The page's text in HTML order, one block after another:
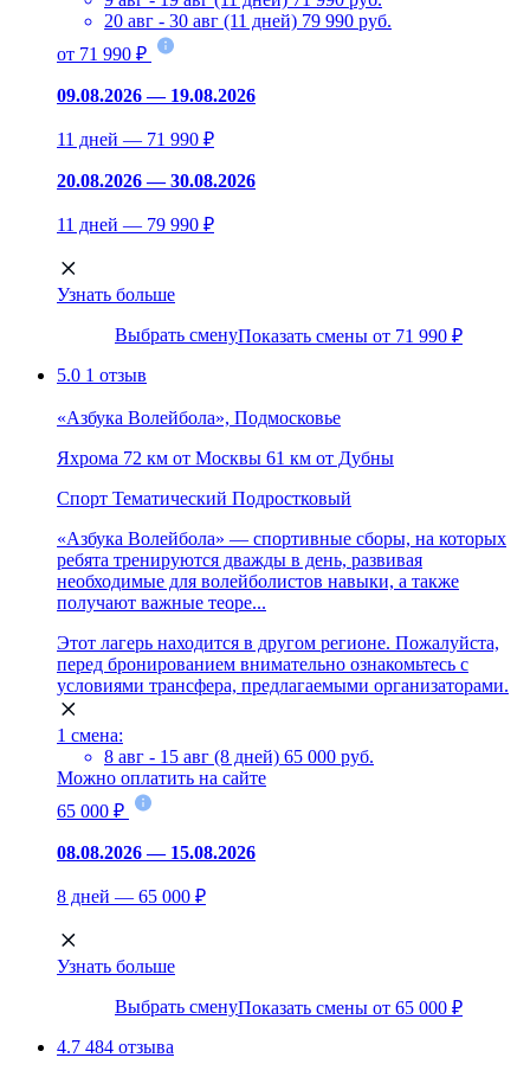
20 авг - 30 авг (11 дней) 79 990 руб.
от 71 990 ₽
09.08.2026 — 19.08.2026
11 дней — 71 990 ₽
20.08.2026 — 30.08.2026
11 дней — 79 990 ₽
Узнать больше
Выбрать сменуПоказать смены от 71 990 ₽
5.0 1 отзыв
«Азбука Волейбола», Подмосковье
Яхрома 72 км от Москвы 61 км от Дубны
Спорт Тематический Подростковый
«Азбука Волейбола» — спортивные сборы, на которых
ребята тренируются дважды в день, развивая
необходимые для волейболистов навыки, а также
получают важные теоре...
Этот лагерь находится в другом регионе. Пожалуйста,
перед бронированием внимательно ознакомьтесь с
условиями трансфера, предлагаемыми организаторами.
1 смена:
8 авг - 15 авг (8 дней) 65 000 руб.
Можно оплатить на сайте
65 000 ₽
08.08.2026 — 15.08.2026
8 дней — 65 000 ₽
Узнать больше
Выбрать сменуПоказать смены от 65 000 ₽
4.7 484 отзыва